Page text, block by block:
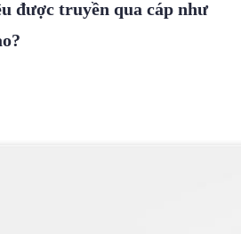
được truyền qua cáp như